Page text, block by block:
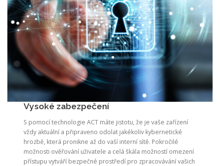
Vysoké zabezpečení
S pomocí technologie ACT máte jistotu, že je vaše zařízení
vždy aktuální a připraveno odolat jakékoliv kybernetické
hrozbě, která pronikne až do vaší interní sítě. Pokročilé
možnosti ověřování uživatele a celá škála možností omezení
přístupu vytváří bezpečné prostředí pro zpracovávání vašich